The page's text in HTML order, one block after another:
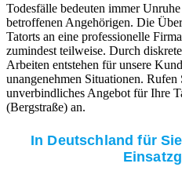
Todesfälle bedeuten immer
betroffenen Angehörigen. Die
Tatorts an eine professionelle
zumindest teilweise. Durch
Arbeiten entstehen für unsere
unangenehmen Situationen. Rufen
unverbindliches Angebot für Ihre
(Bergstraße) an.
In Deutschland für